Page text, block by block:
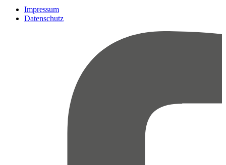
Impressum
Datenschutz